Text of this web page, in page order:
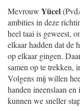
Mevrouw Yücel
ambities in deze
heel taai is geweest,
elkaar hadden dat de
op elkaar gingen.
samen op te trekken,
Volgens mij willen
handen ineenslaan
kunnen we sneller